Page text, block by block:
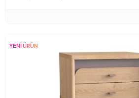
YENİ ÜRÜN